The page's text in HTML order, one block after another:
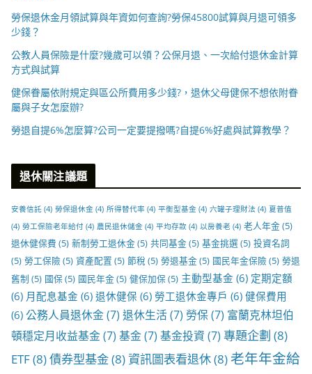
勞保退休金月領試算與年資如何查詢?勞保45800試算與月退可領多
少錢？
公教人員保險是什麼?幾歲可以領？公保月退、一次給付退休金計算
方式與試算
健保眷屬依附規定與區公所費用多少錢?，退休父母健保不想依附眷
屬與子女怎麼辦?
勞退自提6%怎麼算?公司一定要提撥嗎?自提6%好處與試算教學？
退休關注議題
安養信託 (4) 勞保退休金 (4) 所得替代率 (4) 平衡型基金 (4) 六罐子理財法 (4) 夏普值
(4) 勞工保險老年給付 (4) 農民退休儲金 (4) 平均存款 (4) 以房養老 (4) 老人年金(5)
退休健保費 (5) 新制勞工退休金(5) 共同基金(5) 基金挑選 (5) 投資名詞
(5) 勞工保險 (5) 資產配置 (5) 節稅 (5) 勞退基金(5) 國民年金保險 (5) 勞退
舊制 (5) 國保(5) 國民年金(5) 健保加保(5) 主動型基金 (6) 定期定額
(6) 月配息基金 (6) 退休健保 (6) 勞工退休金專戶 (6) 健保費用
(6) 公務人員退休金(7) 退休生活(7) 勞保(7) 富蘭克林坦伯
頓穩定月收益基金(7) 基金(7) 基金投資 (7) 專題企劃 (8)
ETF(8)債券型基金(8)資訊圖表看退休(8)老年年金給